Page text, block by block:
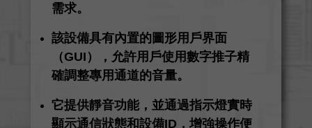
需求。
該設備具有內置的圖形用戶界面
（GUI），允許用戶使用數字推子精
確調整專用通道的音量。
它提供靜音功能，並通過指示燈實時
顯示通信狀態和設備ID，增強操作便